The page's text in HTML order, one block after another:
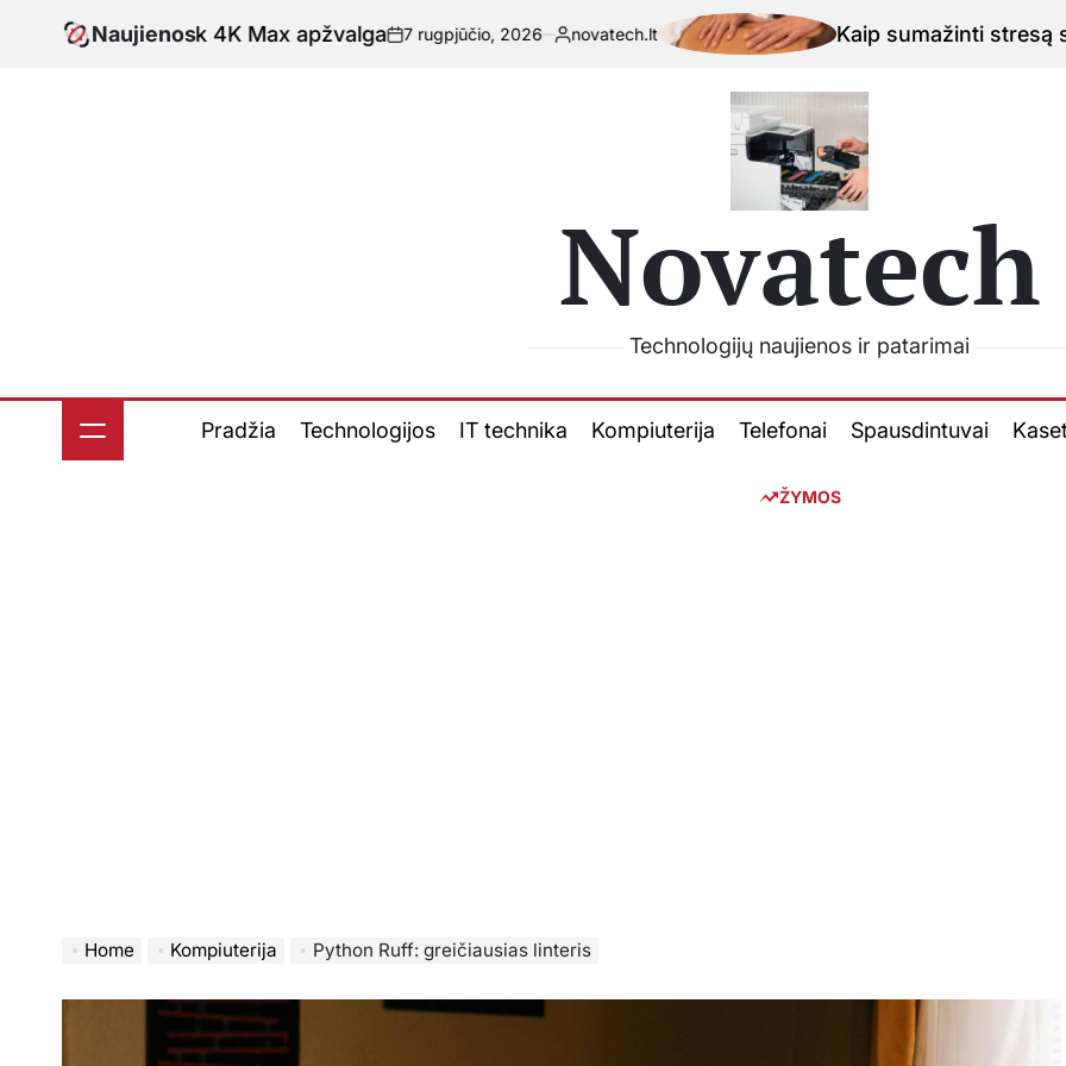
Naujienos
Fire TV Stick 4K Max apžvalga-
7 rugpjūčio, 2026
Paskelbta
novatech.lt Kaip sumažinti stresą su
Novatech
Technologijų naujienos ir patarimai
Pradžia Technologijos IT technika Kompiuterija Telefonai Spausdintuvai
ŽYMOS
Home Kompiuterija Python Ruff: greičiausias linteris